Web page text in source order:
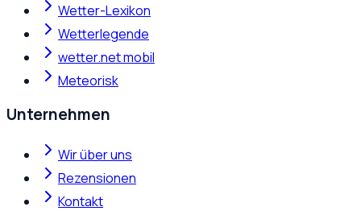
Wetter-Lexikon
Wetterlegende
wetter.net mobil
Meteorisk
Unternehmen
Wir über uns
Rezensionen
Kontakt